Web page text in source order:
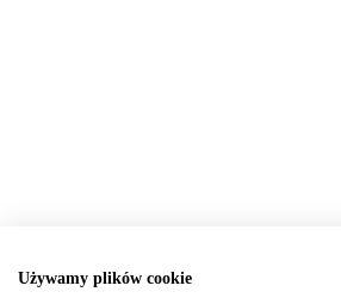
Używamy plików cookie